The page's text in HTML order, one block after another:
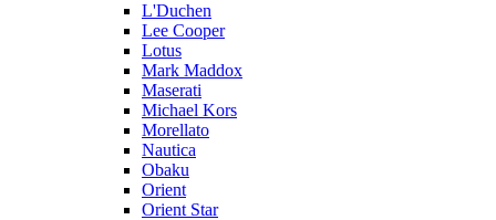
L'Duchen
Lee Cooper
Lotus
Mark Maddox
Maserati
Michael Kors
Morellato
Nautica
Obaku
Orient
Orient Star